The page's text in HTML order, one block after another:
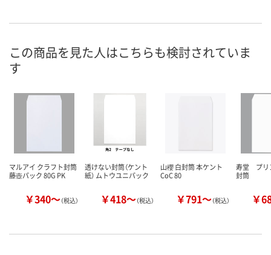
この商品を見た人はこちらも検討されていま
す
マルアイ クラフト封筒
藤壺パック 80G PK
￥340～（税込）
透けない封筒（ケント
紙） ムトウユニパック
￥418～（税込）
山櫻 白封筒 本ケント
CoC 80
￥791～（税込）
寿堂 プリ
封筒
￥